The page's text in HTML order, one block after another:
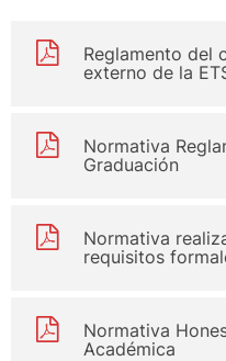
Reglamento del
externo de la
Normativa
Graduación
Normativa
requisitos
Normativa
Académica